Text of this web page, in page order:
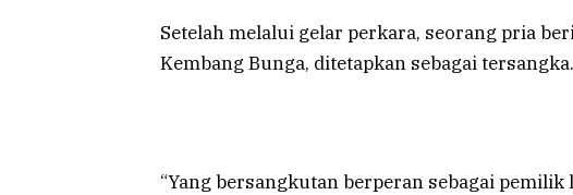
Setelah melalui gelar perkara, seorang pria
Kembang Bunga, ditetapkan sebagai tersangka.
“Yang bersangkutan berperan sebagai